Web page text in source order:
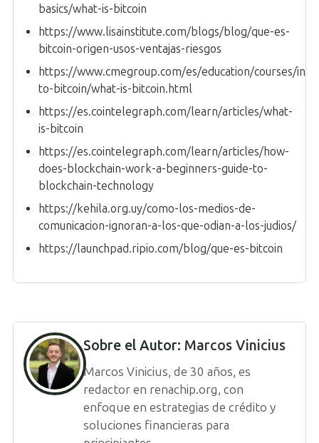
basics/what-is-bitcoin
https://www.lisainstitute.com/blogs/blog/que-es-
bitcoin-origen-usos-ventajas-riesgos
https://www.cmegroup.com/es/education/courses/
to-bitcoin/what-is-bitcoin.html
https://es.cointelegraph.com/learn/articles/what-
is-bitcoin
https://es.cointelegraph.com/learn/articles/how-
does-blockchain-work-a-beginners-guide-to-
blockchain-technology
https://kehila.org.uy/como-los-medios-de-
comunicacion-ignoran-a-los-que-odian-a-los-judios/
https://launchpad.ripio.com/blog/que-es-bitcoin
Sobre el Autor: Marcos Vinicius
Marcos Vinicius, de 30 años, es
redactor en renachip.org, con
enfoque en estrategias de crédito y
soluciones financieras para